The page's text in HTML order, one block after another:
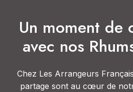
Un moment de
avec nos
Chez Les Arrangeurs
partage sont au cœur de